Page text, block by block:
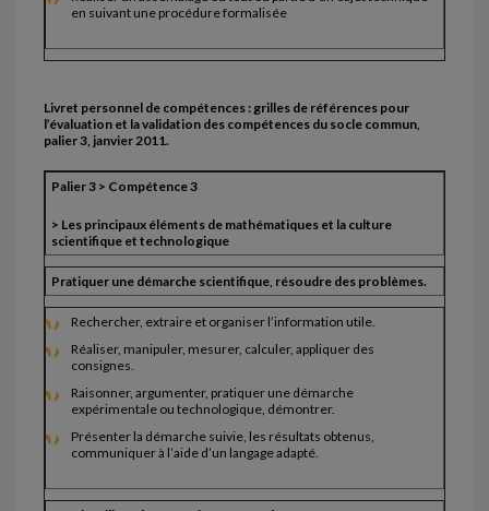
en suivant une procédure formalisée
Livret personnel de compétences : grilles de références pour
l’évaluation et la validation des compétences du socle commun,
palier 3, janvier 2011.
Palier 3 > Compétence 3
> Les principaux éléments de mathématiques et la culture
scientifique et technologique
Pratiquer une démarche scientifique, résoudre des problèmes.
Rechercher, extraire et organiser l’information utile.
Réaliser, manipuler, mesurer, calculer, appliquer des
consignes.
Raisonner, argumenter, pratiquer une démarche
expérimentale ou technologique, démontrer.
Présenter la démarche suivie, les résultats obtenus,
communiquer à l’aide d’un langage adapté.